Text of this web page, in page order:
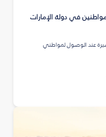
في دولة الإمارات
عند الوصول لمواطني